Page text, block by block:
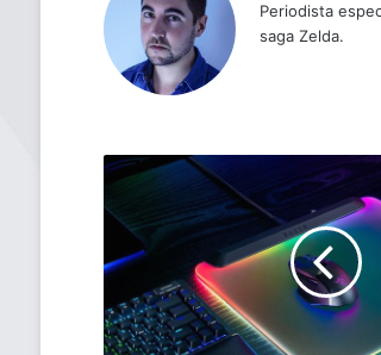
Periodista
saga Zelda.
Razer
Firefly
Pro,
primer
mousepad